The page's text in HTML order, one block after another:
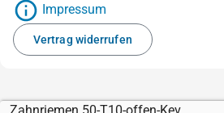
Impressum
Vertrag widerrufen